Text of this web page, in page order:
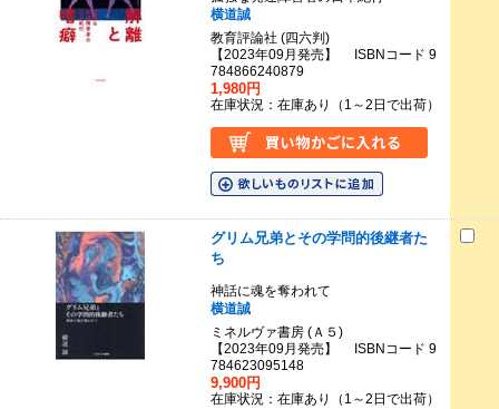
横道誠
教育評論社 (四六判)
【2023年09月発売】 ISBNコード 9
784866240879
1,980円
在庫状況：在庫あり（1～2日で出荷）
グリム兄弟とその学問的後継者た
ち
神話に魂を奪われて
横道誠
ミネルヴァ書房 (Ａ５)
【2023年09月発売】 ISBNコード 9
784623095148
9,900円
在庫状況：在庫あり（1～2日で出荷）